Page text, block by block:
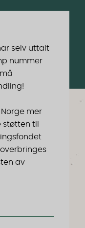
selv uttalt
nummer
mer
til
av